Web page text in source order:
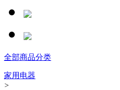
全部商品分类
家用电器
>